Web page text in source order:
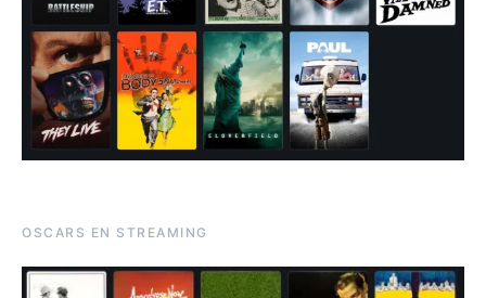
OSCARS EN STREAMING